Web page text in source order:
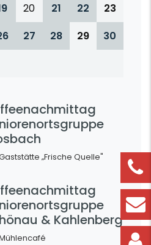
20 21 22
23
27 28 29
30
„Frische Quelle"
& Kahlenberg